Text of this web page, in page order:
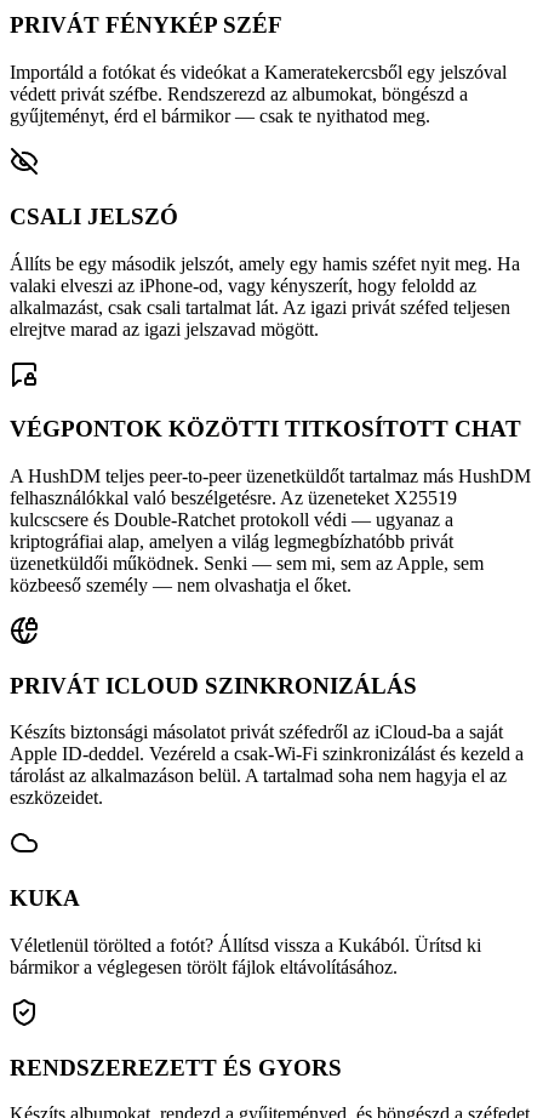
PRIVÁT FÉNYKÉP SZÉF
Importáld a fotókat és videókat a Kameratekercsből egy jelszóval
védett privát széfbe. Rendszerezd az albumokat, böngészd a
gyűjteményt, érd el bármikor — csak te nyithatod meg.
CSALI JELSZÓ
Állíts be egy második jelszót, amely egy hamis széfet nyit meg. Ha
valaki elveszi az iPhone-od, vagy kényszerít, hogy feloldd az
alkalmazást, csak csali tartalmat lát. Az igazi privát széfed teljesen
elrejtve marad az igazi jelszavad mögött.
VÉGPONTOK KÖZÖTTI TITKOSÍTOTT CHAT
A HushDM teljes peer-to-peer üzenetküldőt tartalmaz más HushDM
felhasználókkal való beszélgetésre. Az üzeneteket X25519
kulcscsere és Double-Ratchet protokoll védi — ugyanaz a
kriptográfiai alap, amelyen a világ legmegbízhatóbb privát
üzenetküldői működnek. Senki — sem mi, sem az Apple, sem
közbeeső személy — nem olvashatja el őket.
PRIVÁT ICLOUD SZINKRONIZÁLÁS
Készíts biztonsági másolatot privát széfedről az iCloud-ba a saját
Apple ID-deddel. Vezéreld a csak-Wi-Fi szinkronizálást és kezeld a
tárolást az alkalmazáson belül. A tartalmad soha nem hagyja el az
eszközeidet.
KUKA
Véletlenül törölted a fotót? Állítsd vissza a Kukából. Ürítsd ki
bármikor a véglegesen törölt fájlok eltávolításához.
RENDSZEREZETT ÉS GYORS